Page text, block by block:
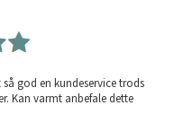
god en kundeservice trods
Kan varmt anbefale dette